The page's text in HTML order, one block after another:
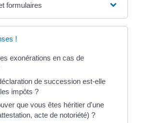
formulaires
!
exonérations en cas de
de succession est-elle
impôts ?
que vous êtes héritier d'une
acte de notoriété) ?